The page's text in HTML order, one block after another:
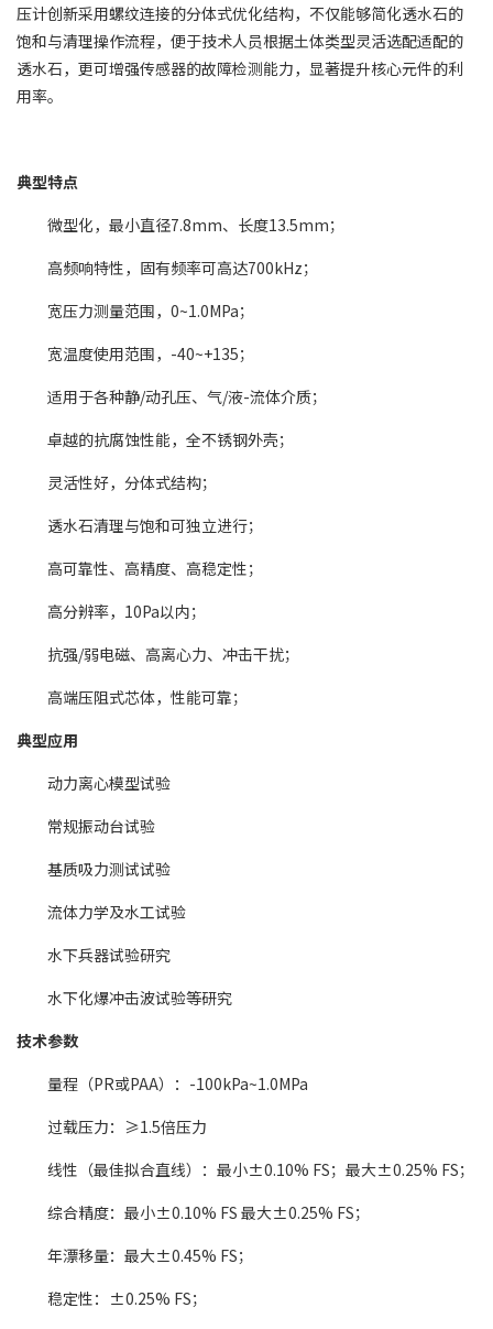
压计创新采用螺纹连接的分体式优化结构，不仅能够简化透水石的
饱和与清理操作流程，便于技术人员根据土体类型灵活选配适配的
透水石，更可增强传感器的故障检测能力，显著提升核心元件的利
用率。
典型特点
微型化，最小直径7.8mm、长度13.5mm；
高频响特性，固有频率可高达700kHz；
宽压力测量范围，0~1.0MPa；
宽温度使用范围，-40~+135；
适用于各种静/动孔压、气/液-流体介质；
卓越的抗腐蚀性能，全不锈钢外壳；
灵活性好，分体式结构；
透水石清理与饱和可独立进行；
高可靠性、高精度、高稳定性；
高分辨率，10Pa以内；
抗强/弱电磁、高离心力、冲击干扰；
高端压阻式芯体，性能可靠；
典型应用
动力离心模型试验
常规振动台试验
基质吸力测试试验
流体力学及水工试验
水下兵器试验研究
水下化爆冲击波试验等研究
技术参数
量程（PR或PAA）：-100kPa~1.0MPa
过载压力：≥1.5倍压力
线性（最佳拟合直线）：最小±0.10% FS；最大±0.25% FS；
综合精度：最小±0.10% FS 最大±0.25% FS；
年漂移量：最大±0.45% FS；
稳定性：±0.25% FS；